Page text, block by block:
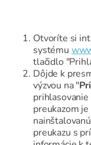
Otvoríte si
systému
tlačidlo
Dôjde k
výzvou na "
preukazom
preukazu s